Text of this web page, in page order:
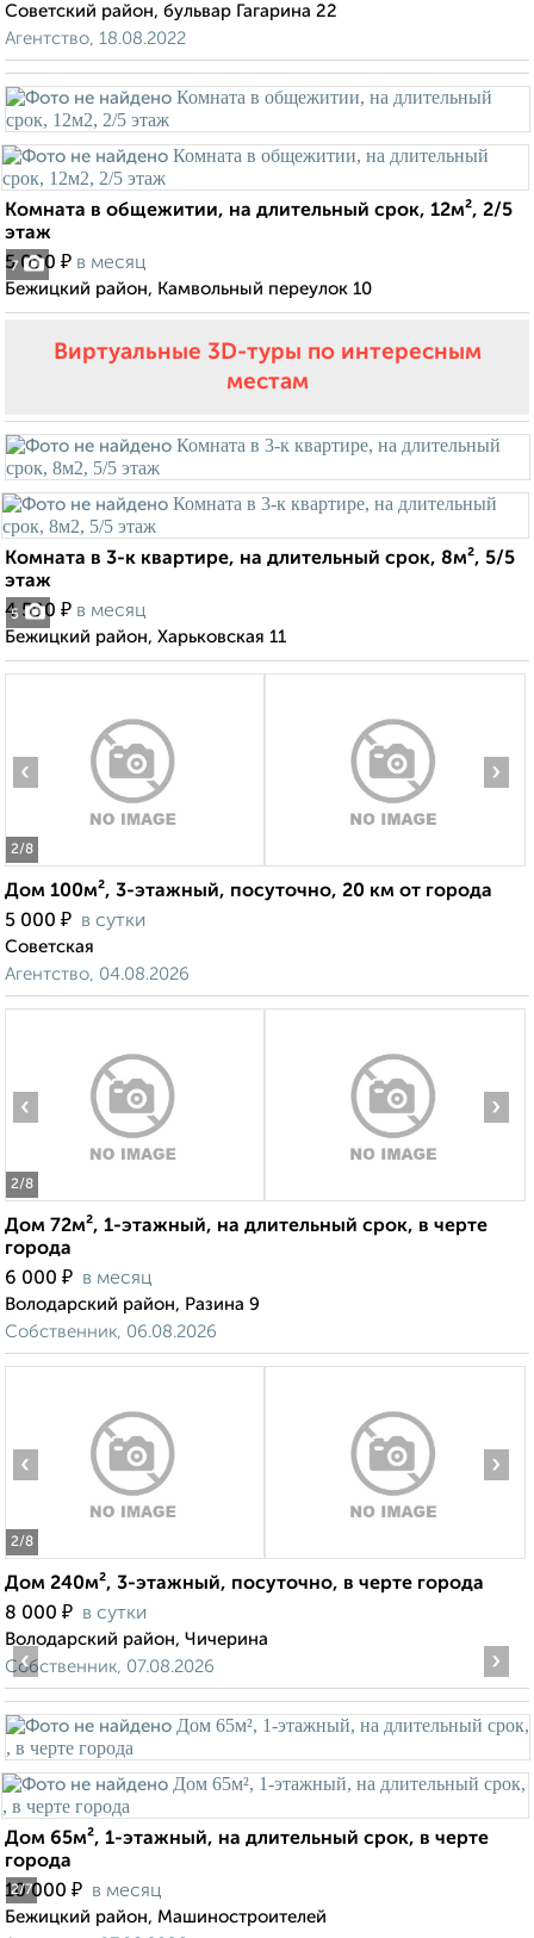
Советский район, бульвар Гагарина 22
Агентство, 18.08.2022
7
Комната в общежитии, на длительный срок, 12м², 2/5
этаж
5 000 ₽ в месяц
Бежицкий район, Камвольный переулок 10
Виртуальные 3D-туры по интересным
местам
5
Комната в 3-к квартире, на длительный срок, 8м², 5/5
этаж
4 500 ₽ в месяц
Бежицкий район, Харьковская 11
2/8
‹ ›
Дом 100м², 3-этажный, посуточно, 20 км от города
5 000 ₽ в сутки
Советская
Агентство, 04.08.2026
2/8
‹ ›
Дом 72м², 1-этажный, на длительный срок, в черте
города
6 000 ₽ в месяц
Володарский район, Разина 9
Собственник, 06.08.2026
2/8
‹ ›
Дом 240м², 3-этажный, посуточно, в черте города
8 000 ₽ в сутки
Володарский район, Чичерина
Собственник, 07.08.2026
2/7
‹ ›
Дом 65м², 1-этажный, на длительный срок, в черте
города
10 000 ₽ в месяц
Бежицкий район, Машиностроителей